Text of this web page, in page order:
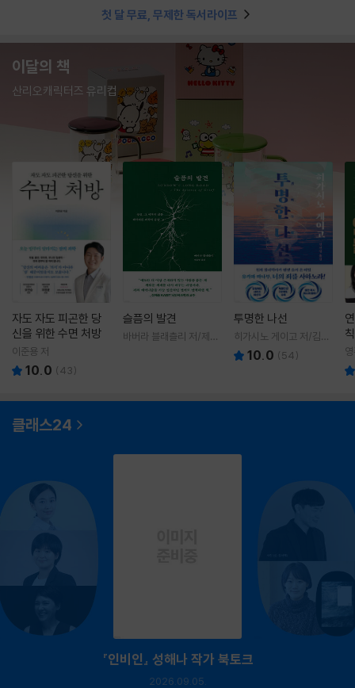
첫 달 무료, 무제한 독서라이프
이달의 책
산리오캐릭터즈 유리컵
자도 자도 피곤한 당
신을 위한 수면 처방
이준용 저
10.0 (43)
슬픔의 발견
바버라 블래츨리 저/제효
투명한 나선
히가시노 게이고 저/김선
영 역10.0 (54)
칙
클래스24
『인비인』 성해나 작가 북토크
2026.09.05.